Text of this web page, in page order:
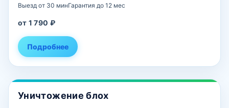
Выезд от 30 минГарантия до 12 мес
от 1 790 ₽
Подробнее
Уничтожение блох